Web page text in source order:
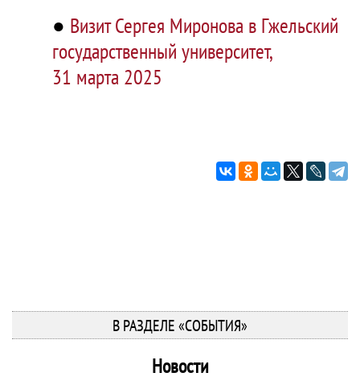
● Визит Сергея Миронова в Гжельский
государственный университет,
31 марта 2025
В РАЗДЕЛЕ «СОБЫТИЯ»
Новости